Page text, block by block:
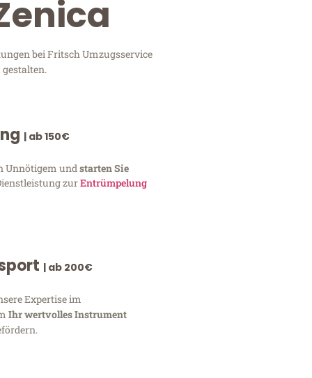
bei Fritsch Umzugsservice
| ab 150€
Unnötigem undstarten Sie
zurEntrümpelung
| ab 200€
Expertise im
Ihr wertvolles Instrument